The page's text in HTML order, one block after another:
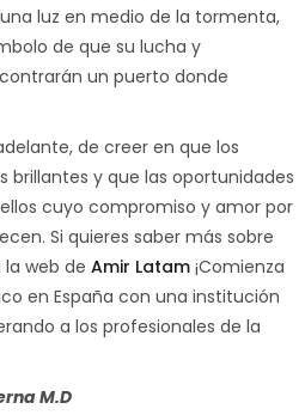
luz en medio de la tormenta,
de que su lucha y
un puerto donde
de creer en que los
brillantes y que las oportunidades
cuyo compromiso y amor por
Si quieres saber más sobre
web de Amir Latam¡Comienza
en España con una institución
a los profesionales de la
M.D